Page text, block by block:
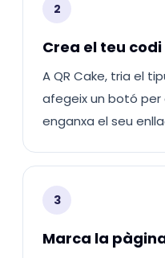
2
Crea el teu codi
A QR Cake, tria el
afegeix un botó
enganxa el seu
3
Marca la